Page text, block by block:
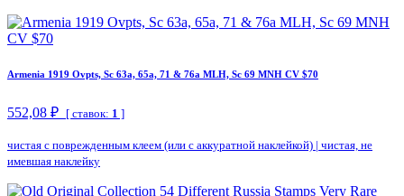
Armenia 1919 Ovpts, Sc 63a, 65a, 71 & 76a MLH, Sc 69 MNH CV $70
552,08 ₽ [ ставок: 1 ]
чистая с поврежденным клеем (или с аккуратной наклейкой) | чистая, не
имевшая наклейку